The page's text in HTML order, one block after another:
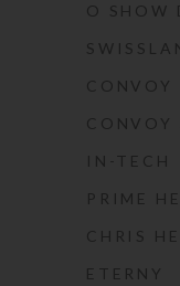
O SHOW
CONVOY
CONVOY
IN-TECH
PRIME
CHRIS
ETERNY